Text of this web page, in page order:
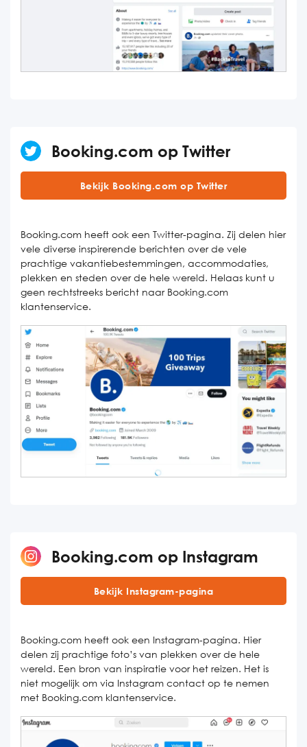
Booking.com op Twitter
Bekijk Booking.com op Twitter
Booking.com heeft ook een Twitter-pagina. Zij delen hier
vele diverse inspirerende berichten over de vele
prachtige vakantiebestemmingen, accommodaties,
plekken en steden over de hele wereld. Helaas kunt u
geen rechtstreeks bericht naar Booking.com
klantenservice.
Booking.com op Instagram
Bekijk Instagram-pagina
Booking.com heeft ook een Instagram-pagina. Hier
delen zij prachtige foto’s van plekken over de hele
wereld. Een bron van inspiratie voor het reizen. Het is
niet mogelijk om via Instagram contact op te nemen
met Booking.com klantenservice.